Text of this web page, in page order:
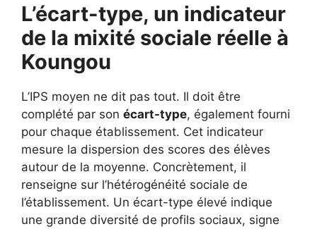
L’écart-type, un indicateur
de la mixité sociale réelle à
Koungou
L’IPS moyen ne dit pas tout. Il doit être
complété par son écart-type, également fourni
pour chaque établissement. Cet indicateur
mesure la dispersion des scores des élèves
autour de la moyenne. Concrètement, il
renseigne sur l’hétérogénéité sociale de
l’établissement. Un écart-type élevé indique
une grande diversité de profils sociaux, signe